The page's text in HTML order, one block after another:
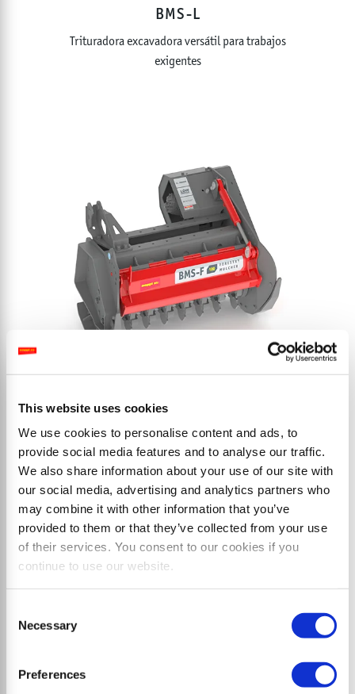
This website uses cookies
We use cookies to personalise content and ads, to
provide social media features and to analyse our traffic.
We also share information about your use of our site with
our social media, advertising and analytics partners who
may combine it with other information that you’ve
provided to them or that they’ve collected from your use
of their services. You consent to our cookies if you
continue to use our website.
Selection
Necessary
Preferences
BMS-L
Trituradora excavadora versátil para trabajos
exigentes
BMS-F
Robusta trituradora forestal para aplicaciones
exigentes, mantenimiento de carreteras y vías férreas